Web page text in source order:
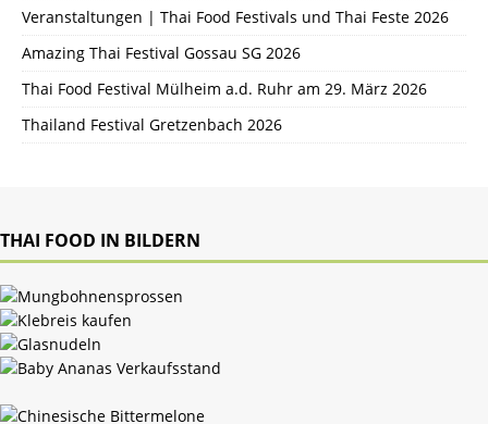
Veranstaltungen | Thai Food Festivals und Thai Feste 2026
Amazing Thai Festival Gossau SG 2026
Thai Food Festival Mülheim a.d. Ruhr am 29. März 2026
Thailand Festival Gretzenbach 2026
THAI FOOD IN BILDERN